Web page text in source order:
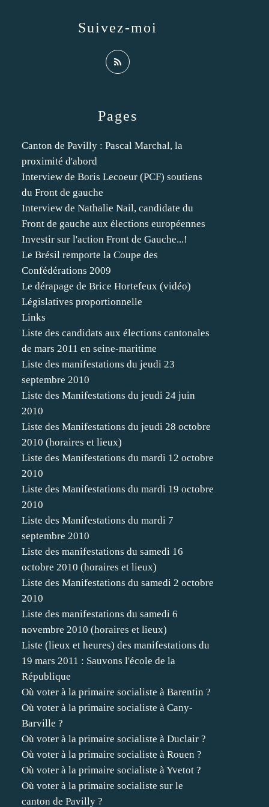
Pages
Canton de Pavilly : Pascal Marchal, la
proximité d'abord
Interview de Boris Lecoeur (PCF) soutiens
du Front de gauche
Interview de Nathalie Nail, candidate du
Front de gauche aux élections européennes
Investir sur l'action Front de Gauche...!
Le Brésil remporte la Coupe des
Confédérations 2009
Le dérapage de Brice Hortefeux (vidéo)
Législatives proportionnelle
Links
Liste des candidats aux élections cantonales
de mars 2011 en seine-maritime
Liste des manifestations du jeudi 23
septembre 2010
Liste des Manifestations du jeudi 24 juin
2010
Liste des Manifestations du jeudi 28 octobre
2010 (horaires et lieux)
Liste des Manifestations du mardi 12 octobre
2010
Liste des Manifestations du mardi 19 octobre
2010
Liste des Manifestations du mardi 7
septembre 2010
Liste des manifestations du samedi 16
octobre 2010 (horaires et lieux)
Liste des Manifestations du samedi 2 octobre
2010
Liste des manifestations du samedi 6
novembre 2010 (horaires et lieux)
Liste (lieux et heures) des manifestations du
19 mars 2011 : Sauvons l'école de la
République
Où voter à la primaire socialiste à Barentin ?
Où voter à la primaire socialiste à Cany-
Barville ?
Où voter à la primaire socialiste à Duclair ?
Où voter à la primaire socialiste à Rouen ?
Où voter à la primaire socialiste à Yvetot ?
Où voter à la primaire socialiste sur le
canton de Pavilly ?
Suivez-moi